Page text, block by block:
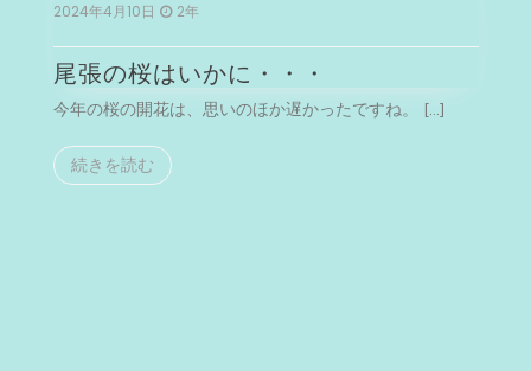
2024年4月10日 2年
尾張の桜はいかに・・・
今年の桜の開花は、思いのほか遅かったですね。 […]
続きを読む